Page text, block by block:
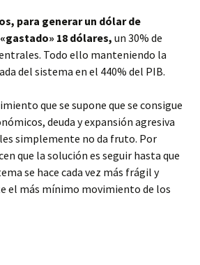
para generar un dólar de
18 dólares, un 30% de
Todo ello manteniendo la
del sistema en el 440% del PIB.
que se supone que se consigue
deuda y expansión agresiva
simplemente no da fruto. Por
que la solución es seguir hasta que
se hace cada vez más frágil y
el más mínimo movimiento de los